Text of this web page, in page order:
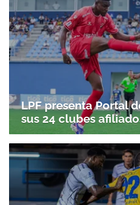
LPF presenta Portal
sus 24 clubes